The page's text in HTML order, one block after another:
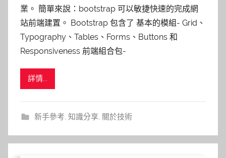
業。 簡單來說：bootstrap 可以敏捷快速的完成網
站前端建置。 Bootstrap 包含了 基本的模組- Grid、
Typography、Tables、Forms、Buttons 和
Responsiveness 前端組合包-
詳情...
新手參考, 知識分享, 關於技術